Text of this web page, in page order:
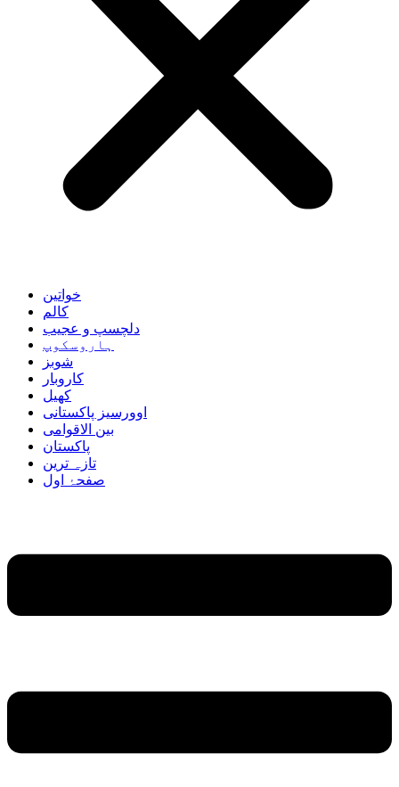
خواتین
کالم
دلچسپ و عجیب
ہاروسکوپ
شوبز
کاروبار
کھیل
اوورسیز پاکستانی
بین الاقوامی
پاکستان
تازہ ترین
صفحۂ اول